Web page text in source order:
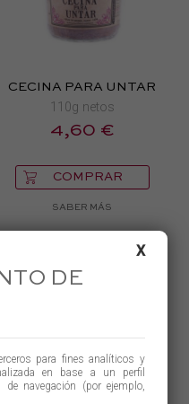
CECINA PARA UNTAR
110g netos
4,60 €
COMPRAR
SABER MÁS
X
DE
para fines analíticos y
en base a un perfil
navegación (por ejemplo,